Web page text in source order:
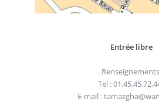
Entrée libre
Renseignements
Tel :
E-mail :